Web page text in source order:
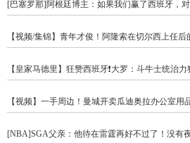
[巴塞罗那]阿根廷博主：如果我们赢了西班牙，
【视频/集锦】青年才俊！阿隆索在切尔西上任后
【皇家马德里】狂赞西班牙❗大罗：斗牛士统治
【视频】一手周边！曼城开卖瓜迪奥拉办公室用
[NBA]SGA父亲：他待在雷霆再好不过了！没有